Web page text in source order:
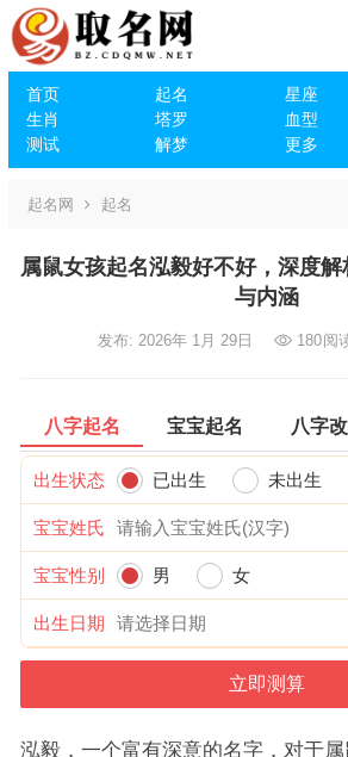
首页 起名 星座
生肖
塔罗 血型
测试
解梦 更多
起名网 起名
属鼠女孩起名泓毅好不好，深度
与内涵
发布: 2026年 1月 29日 180阅
八字起名 宝宝起名 八字
出生状态 已出生 未出生
宝宝姓氏
宝宝性别 男 女
出生日期
泓毅，一个富有深意的名字，对于